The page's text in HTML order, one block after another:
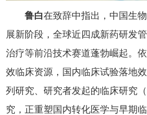
鲁白在致辞中指出，中国生
展新阶段，全球近四成新药研发
治疗等前沿技术赛道蓬勃崛起。
效临床资源，国内临床试验落地
列研究、研究者发起的临床研究（
究，正重塑国内转化医学与早期